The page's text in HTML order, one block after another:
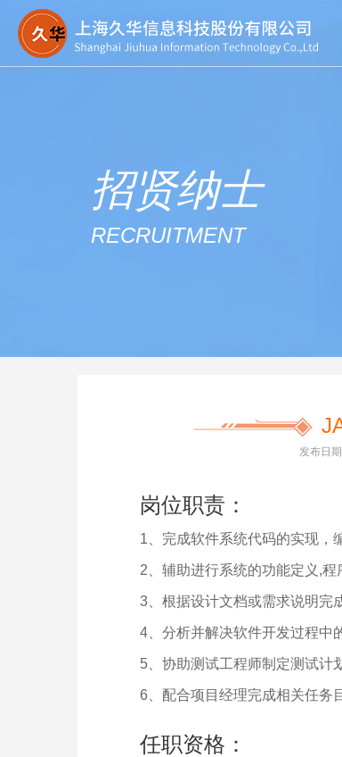
招贤纳士
RECRUITMENT
发布日
岗位职责：
1、完成软件系统代码的实现，
2、辅助进行系统的功能定义,程
3、根据设计文档或需求说明完
4、分析并解决软件开发过程中
5、协助测试工程师制定测试计
6、配合项目经理完成相关任务
任职资格：